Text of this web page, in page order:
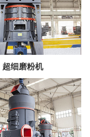
超细磨粉机